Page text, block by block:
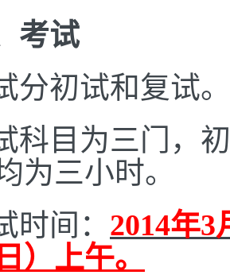
考试
分初试和复试。
科目为三门，
为三小时。
时间： 2014年3
）上午。